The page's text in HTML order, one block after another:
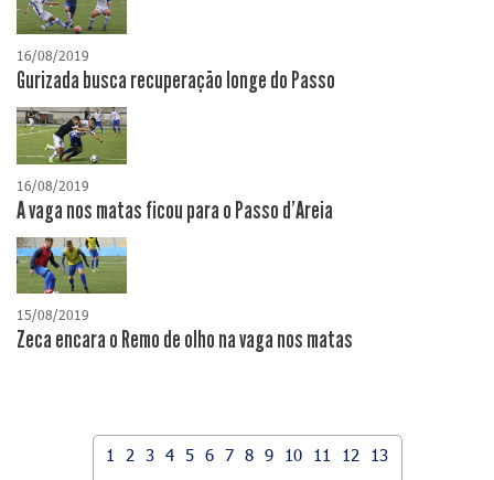
16/08/2019
Gurizada busca recuperação longe do Passo
16/08/2019
A vaga nos matas ficou para o Passo d'Areia
15/08/2019
Zeca encara o Remo de olho na vaga nos matas
1 2 3 4 5 6 7 8 9 10 11 12
13